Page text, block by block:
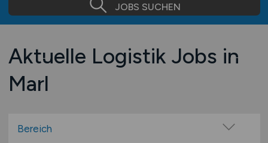
JOBS SUCHEN
Aktuelle Logistik Jobs in
Marl
Bereich